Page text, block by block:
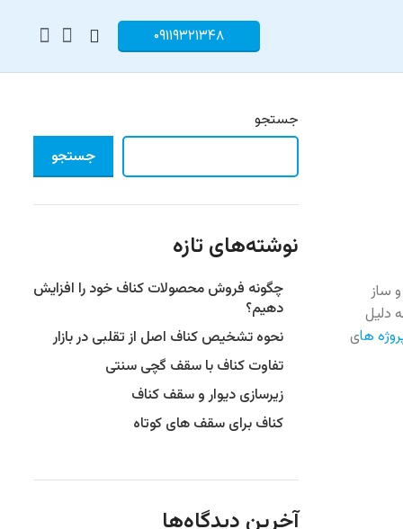
۰۹۱۱۹۳۲۱۳۴۸
ساز
دلیل
های
جستجو
جستجو
نوشته‌های تازه
چگونه فروش محصولات کناف خود را افزایش
دهیم؟
نحوه تشخیص کناف اصل از تقلبی در بازار
تفاوت کناف با سقف گچی سنتی
زیرسازی دیوار و سقف کناف
کناف برای سقف های کوتاه
آخرین دیدگاه‌ها